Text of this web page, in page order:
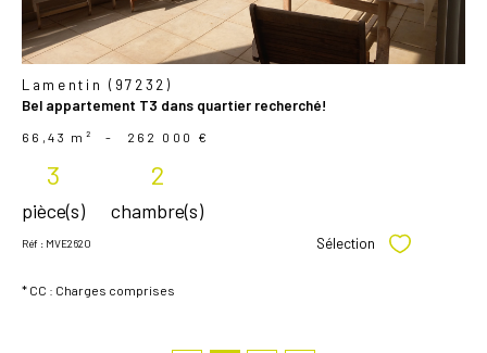
Lamentin (97232)
Bel appartement T3 dans quartier recherché!
66,43 m² - 262 000 €
3
pièce(s)
2
chambre(s)
Réf : MVE2620 Sélection Sélectionner
* CC : Charges comprises